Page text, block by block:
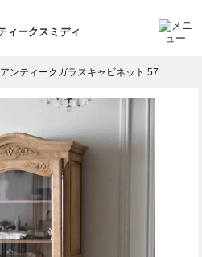
アンティークガラスキャビネット.57